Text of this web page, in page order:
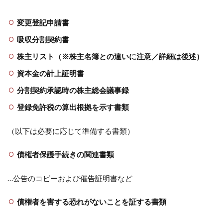
変更登記申請書
吸収分割契約書
株主リスト（※株主名簿との違いに注意／詳細は後述）
資本金の計上証明書
分割契約承認時の株主総会議事録
登録免許税の算出根拠を示す書類
（以下は必要に応じて準備する書類）
債権者保護手続きの関連書類
…公告のコピーおよび催告証明書など
債権者を害する恐れがないことを証する書類